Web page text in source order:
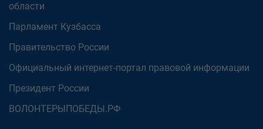
области
Парламент Кузбасса
Правительство России
Официальный интернет-портал правовой информации
Президент России
ВОЛОНТЕРЫПОБЕДЫ.РФ